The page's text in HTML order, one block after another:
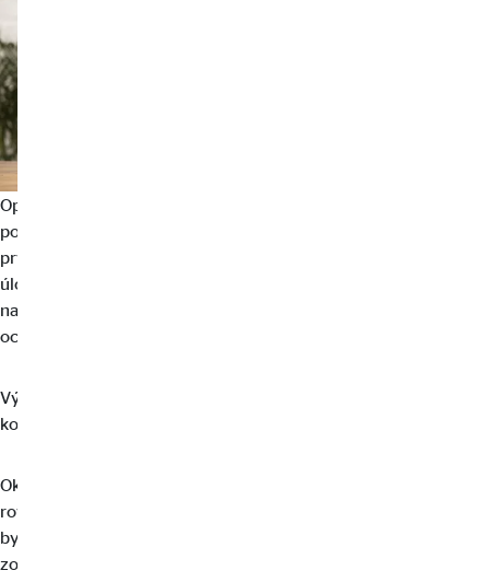
Oporu pri úveroch poskytuje špecifické pripoistenie k životnému
poisteniu – tzv. úverová asistencia (tiež nazývané aj ako poistenie
prvého rizika, hypo poistenie, kombi ochrana a pod.). Hlavnou
úlohou poistenia je vyplatenie zostávajúcich záväzkov v prípade
najťažších náhodných udalostí (smrť, invalidita a závažné
ochorenia).
Výhodou úverovej asistencie je, že riziko nie je viazané na
konkrétny úver a má klesajúcu poistnú sumu.
Okrem poistenia životných a úrazových rizík vašej rodiny je
rovnako dôležité aj poistenie vášho majetku. Poistenie vášho
bytu, domu, zariadenia domácnosti, či poistenie občianskej
zodpovednosti alebo havarijné poistenie vášho vozidla vám